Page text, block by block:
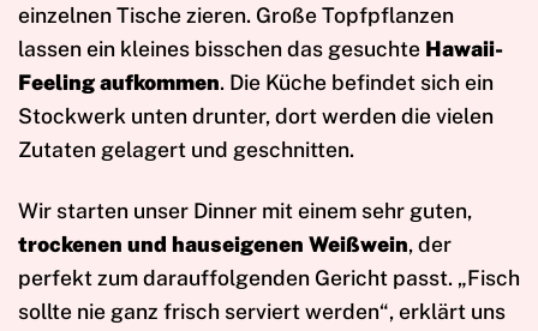
einzelnen Tische zieren. Große Topfpflanzen
lassen ein kleines bisschen das gesuchte Hawaii-
Feeling aufkommen. Die Küche befindet sich ein
Stockwerk unten drunter, dort werden die vielen
Zutaten gelagert und geschnitten.
Wir starten unser Dinner mit einem sehr guten,
trockenen und hauseigenen Weißwein, der
perfekt zum darauffolgenden Gericht passt. „Fisch
sollte nie ganz frisch serviert werden“, erklärt uns